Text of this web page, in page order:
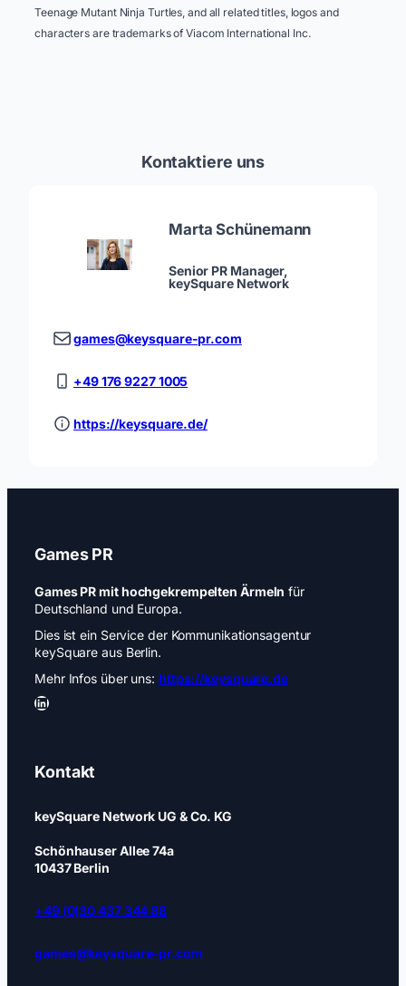
Teenage Mutant Ninja Turtles, and all related titles, logos and
characters are trademarks of Viacom International Inc.
Kontaktiere uns
Marta Schünemann
Senior PR Manager,
keySquare Network
games@keysquare-pr.com
+49 176 9227 1005
https://keysquare.de/
Games PR
Games PR mit hochgekrempelten Ärmeln für
Deutschland und Europa.
Dies ist ein Service der Kommunikationsagentur
keySquare aus Berlin.
Mehr Infos über uns: https://keysquare.de
LinkedIn
Kontakt
keySquare Network UG & Co. KG
Schönhauser Allee 74a
10437 Berlin
+49 (0)30 437 344 88
games@keysquare-pr.com